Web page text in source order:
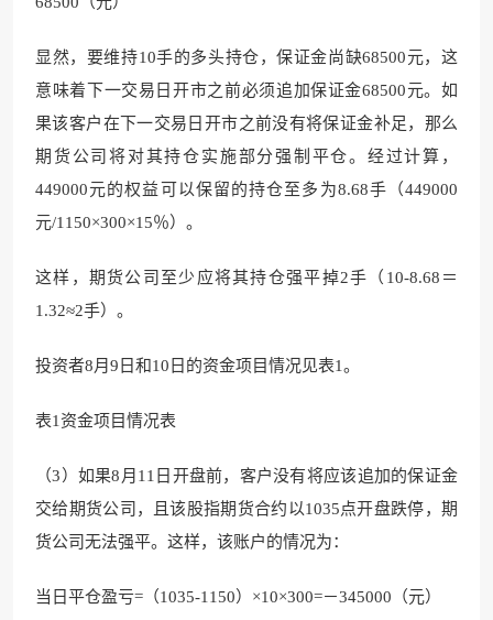
显然，要维持10手的多头持仓，保证金尚缺68500元，这
意味着下一交易日开市之前必须追加保证金68500元。如
果该客户在下一交易日开市之前没有将保证金补足，那么
期货公司将对其持仓实施部分强制平仓。经过计算，
449000元的权益可以保留的持仓至多为8.68手（449000
元/1150×300×15％）。
这样，期货公司至少应将其持仓强平掉2手（10-8.68＝
1.32≈2手）。
投资者8月9日和10日的资金项目情况见表1。
表1资金项目情况表
（3）如果8月11日开盘前，客户没有将应该追加的保证金
交给期货公司，且该股指期货合约以1035点开盘跌停，期
货公司无法强平。这样，该账户的情况为：
当日平仓盈亏=（1035-1150）×10×300=－345000（元）